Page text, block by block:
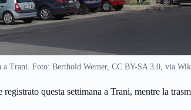
a Trani. Foto: Berthold Werner, CC BY-SA 3.0, via
questa settimana a Trani, mentre la